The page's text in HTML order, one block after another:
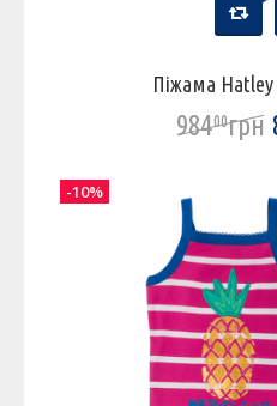
Піжама Hatley
98400грн
-10%